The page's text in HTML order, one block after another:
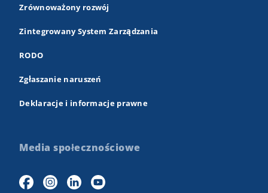
Zrównoważony rozwój
Zintegrowany System Zarządzania
RODO
Zgłaszanie naruszeń
Deklaracje i informacje prawne
Media społecznościowe